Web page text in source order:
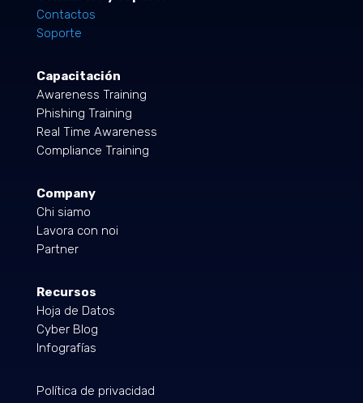
Contactos
Soporte
Capacitación
Awareness Training
Phishing Training
Real Time Awareness
Compliance Training
Company
Chi siamo
Lavora con noi
Partner
Recursos
Hoja de Datos
Cyber Blog
Infografías
Política de privacidad